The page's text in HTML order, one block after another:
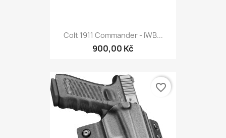
Colt 1911 Commander - IWB...
900,00 Kč
favorite_border